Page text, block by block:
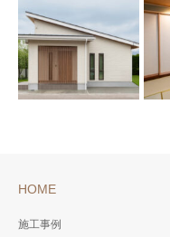
HOME
施工事例